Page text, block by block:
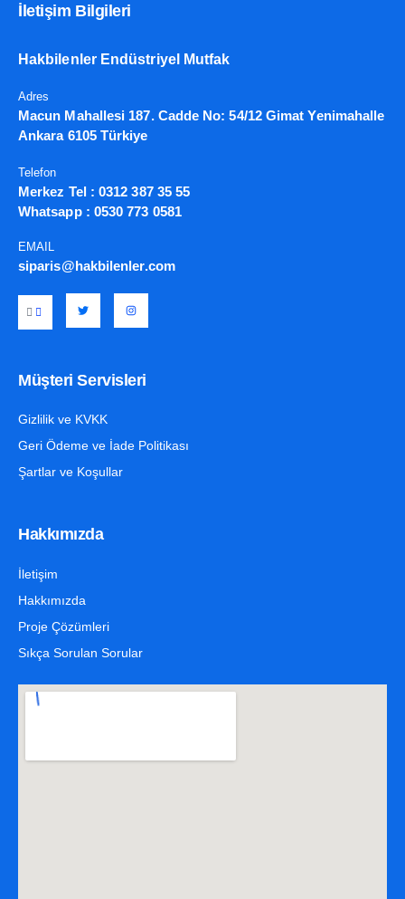
İletişim Bilgileri
Hakbilenler Endüstriyel Mutfak
Adres
Macun Mahallesi 187. Cadde No: 54/12 Gimat Yenimahalle
Ankara 6105 Türkiye
Telefon
Merkez Tel : 0312 387 35 55
Whatsapp : 0530 773 0581
EMAIL
siparis@hakbilenler.com
Müşteri Servisleri
Gizlilik ve KVKK
Geri Ödeme ve İade Politikası
Şartlar ve Koşullar
Hakkımızda
İletişim
Hakkımızda
Proje Çözümleri
Sıkça Sorulan Sorular